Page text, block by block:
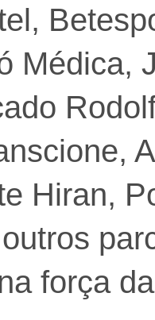
Médica,
Hiran,
força